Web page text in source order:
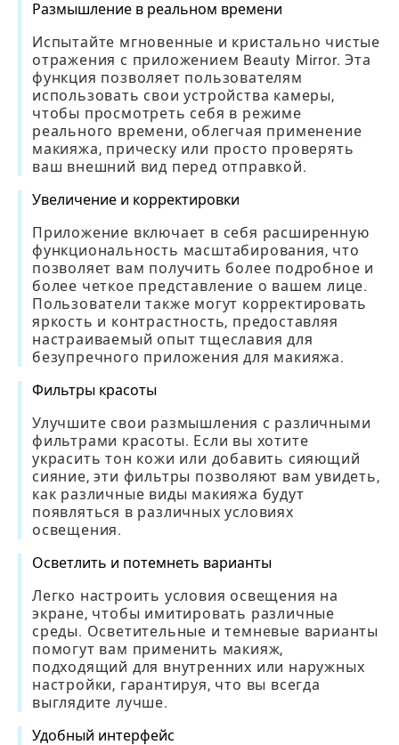
Размышление в реальном времени
Испытайте мгновенные и кристально чистые
отражения с приложением Beauty Mirror. Эта
функция позволяет пользователям
использовать свои устройства камеры,
чтобы просмотреть себя в режиме
реального времени, облегчая применение
макияжа, прическу или просто проверять
ваш внешний вид перед отправкой.
Увеличение и корректировки
Приложение включает в себя расширенную
функциональность масштабирования, что
позволяет вам получить более подробное и
более четкое представление о вашем лице.
Пользователи также могут корректировать
яркость и контрастность, предоставляя
настраиваемый опыт тщеславия для
безупречного приложения для макияжа.
Фильтры красоты
Улучшите свои размышления с различными
фильтрами красоты. Если вы хотите
украсить тон кожи или добавить сияющий
сияние, эти фильтры позволяют вам увидеть,
как различные виды макияжа будут
появляться в различных условиях
освещения.
Осветлить и потемнеть варианты
Легко настроить условия освещения на
экране, чтобы имитировать различные
среды. Осветительные и темневые варианты
помогут вам применить макияж,
подходящий для внутренних или наружных
настройки, гарантируя, что вы всегда
выглядите лучше.
Удобный интерфейс